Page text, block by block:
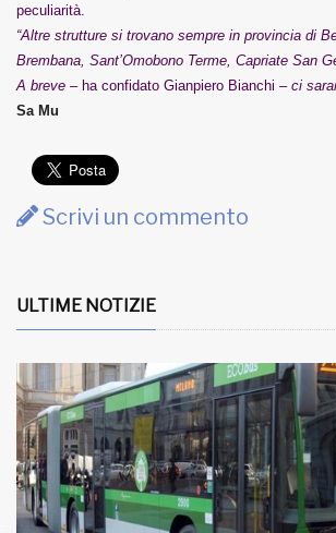
peculiarità.
“Altre strutture si trovano sempre in provincia di
Brembana, Sant’Omobono Terme, Capriate San
A breve – ha confidato Gianpiero Bianchi – ci
Sa Mu
Scrivi un commento
ULTIME NOTIZIE